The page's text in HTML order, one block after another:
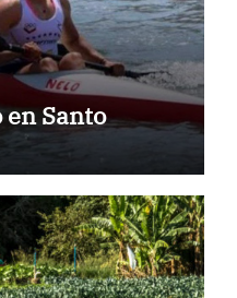
Santo